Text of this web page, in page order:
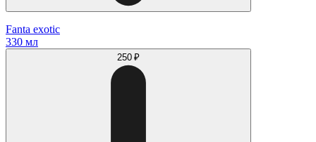
Fanta exotic
330 мл
250 ₽